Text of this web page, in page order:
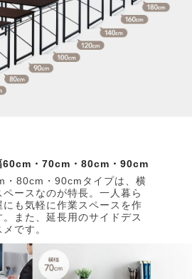
60cm・70cm・80cm・90cm
・80cm・90cmタイプは、横
ースなのが特長。一人暮ら
にも気軽に作業スペースを作
また、延長用のサイドデス
です。